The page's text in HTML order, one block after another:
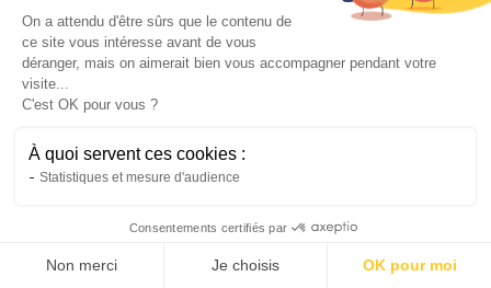
récupération d’énergie. Réduisez les
charges des copropriétaires.
Assurez un confort thermique aux clients.
Diminuez la facture énergétique.
Le vestiaire sportif et le centre
aquatique
: Récupérez l’énergie des
On a attendu d'être sûrs que le contenu de
ce site vous intéresse avant de vous
déranger, mais on aimerait bien vous accompagner pendant votre
visite...
C'est OK pour vous ?
À quoi servent ces cookies :
Statistiques et mesure d'audience
Consentements certifiés par
Non merci Je choisis OK pour moi